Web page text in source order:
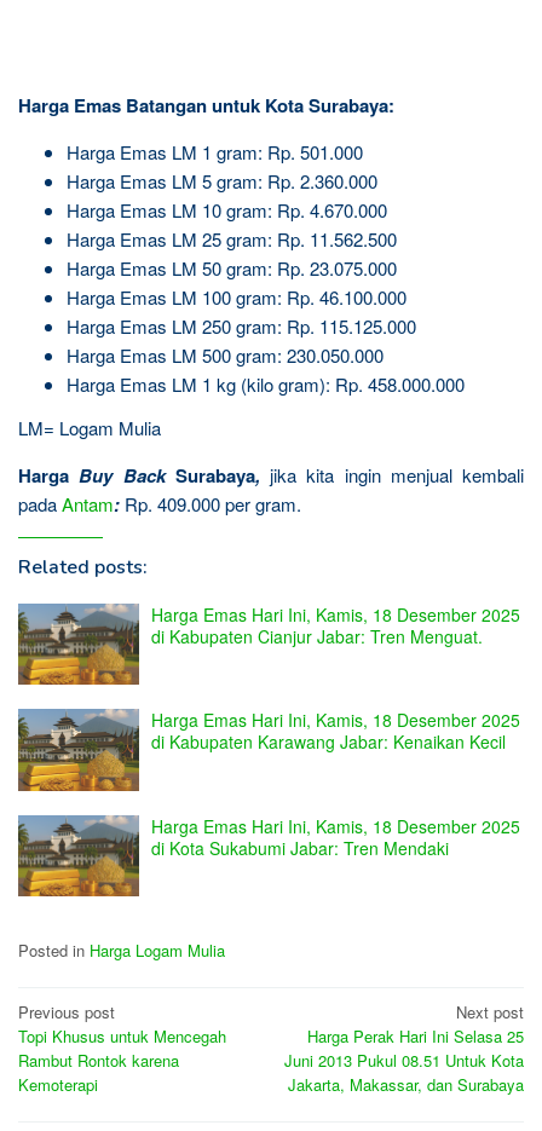
Harga Emas Batangan untuk Kota Surabaya:
Harga Emas LM 1 gram: Rp. 501.000
Harga Emas LM 5 gram: Rp. 2.360.000
Harga Emas LM 10 gram: Rp. 4.670.000
Harga Emas LM 25 gram: Rp. 11.562.500
Harga Emas LM 50 gram: Rp. 23.075.000
Harga Emas LM 100 gram: Rp. 46.100.000
Harga Emas LM 250 gram: Rp. 115.125.000
Harga Emas LM 500 gram: 230.050.000
Harga Emas LM 1 kg (kilo gram): Rp. 458.000.000
LM= Logam Mulia
HargaBuy Back Surabaya, jika kita ingin menjual kembali
padaAntam: Rp. 409.000 per gram.
Related posts:
Harga Emas Hari Ini, Kamis, 18 Desember 2025
di Kabupaten Cianjur Jabar: Tren Menguat.
Harga Emas Hari Ini, Kamis, 18 Desember 2025
di Kabupaten Karawang Jabar: Kenaikan Kecil
Harga Emas Hari Ini, Kamis, 18 Desember 2025
di Kota Sukabumi Jabar: Tren Mendaki
Posted in Harga Logam Mulia
Post
navigation
Previous post
Topi Khusus untuk Mencegah
Rambut Rontok karena
Kemoterapi
Next post
Harga Perak Hari Ini Selasa 25
Juni 2013 Pukul 08.51 Untuk Kota
Jakarta, Makassar, dan Surabaya